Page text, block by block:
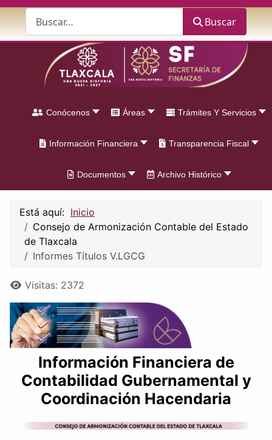
Buscar
Conócenos Áreas Trámites Y Servicios
Información Financiera Transparencia Fiscal
Documentos Archivo Histórico
Está aquí: Inicio
Consejo de Armonización Contable del Estado
de Tlaxcala
Informes Títulos V.LGCG
Detalles
Visitas: 2372
Información Financiera de
Contabilidad Gubernamental y
Coordinación Hacendaria